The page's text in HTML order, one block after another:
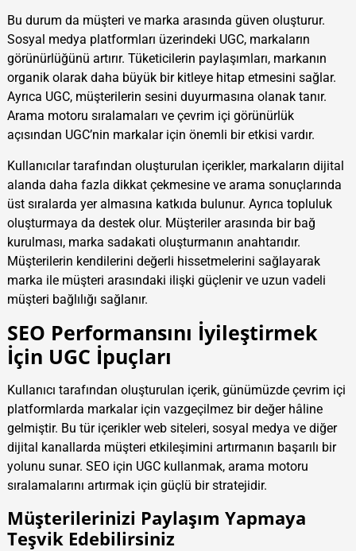
Bu durum da müşteri ve marka arasında güven oluşturur.
Sosyal medya platformları üzerindeki UGC, markaların
görünürlüğünü artırır. Tüketicilerin paylaşımları, markanın
organik olarak daha büyük bir kitleye hitap etmesini sağlar.
Ayrıca UGC, müşterilerin sesini duyurmasına olanak tanır.
Arama motoru sıralamaları ve çevrim içi görünürlük
açısından UGC’nin markalar için önemli bir etkisi vardır.
Kullanıcılar tarafından oluşturulan içerikler, markaların dijital
alanda daha fazla dikkat çekmesine ve arama sonuçlarında
üst sıralarda yer almasına katkıda bulunur. Ayrıca topluluk
oluşturmaya da destek olur. Müşteriler arasında bir bağ
kurulması, marka sadakati oluşturmanın anahtarıdır.
Müşterilerin kendilerini değerli hissetmelerini sağlayarak
marka ile müşteri arasındaki ilişki güçlenir ve uzun vadeli
müşteri bağlılığı sağlanır.
SEO Performansını İyileştirmek
İçin UGC İpuçları
Kullanıcı tarafından oluşturulan içerik, günümüzde çevrim içi
platformlarda markalar için vazgeçilmez bir değer hâline
gelmiştir. Bu tür içerikler web siteleri, sosyal medya ve diğer
dijital kanallarda müşteri etkileşimini artırmanın başarılı bir
yolunu sunar. SEO için UGC kullanmak, arama motoru
sıralamalarını artırmak için güçlü bir stratejidir.
Müşterilerinizi Paylaşım Yapmaya
Teşvik Edebilirsiniz